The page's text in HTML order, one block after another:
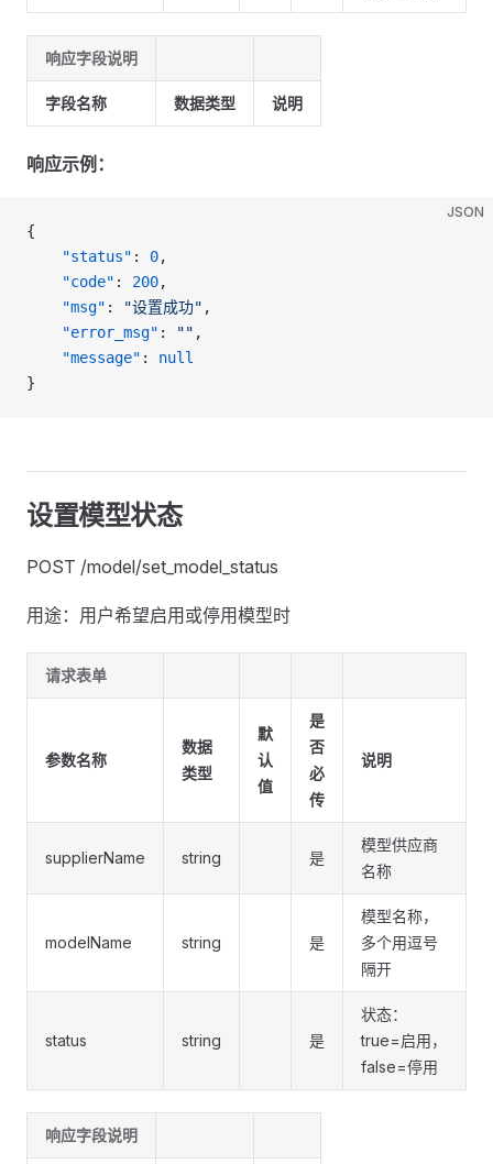
响应字段说明
字段名称 数据类型 说明
响应示例：
JSON
{
    "status"
: 0,
    "code"
: 200,
    "msg"
: "设置成功" ,
    "error_msg"
: "" ,
    "message"
: null
}
设置模型状态
POST /model/set_model_status
用途：用户希望启用或停用模型时
请求表单
参数名称
数据
类型
默
认
值
是
否
必
传
说明
supplierName string 是
模型供应商
名称
modelName string 是
模型名称，
多个用逗号
隔开
status string 是
状态：
true=启用，
false=停用
响应字段说明